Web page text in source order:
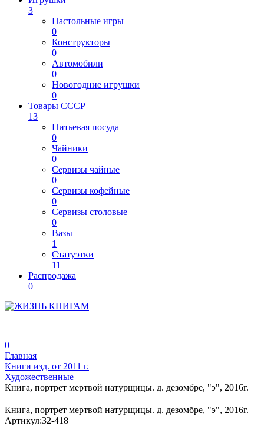
3
Настольные игры
0
Конструкторы
0
Автомобили
0
Новогодние игрушки
0
Товары СССР
13
Питьевая посуда
0
Чайники
0
Сервизы чайные
0
Сервизы кофейные
0
Сервизы столовые
0
Вазы
1
Статуэтки
11
Распродажа
0
0
Главная
Книги изд. от 2011 г.
Художественные
Книга, портрет мертвой натурщицы. д. дезомбре, "э", 2016г.
Книга, портрет мертвой натурщицы. д. дезомбре, "э", 2016г.
Артикул:32-418